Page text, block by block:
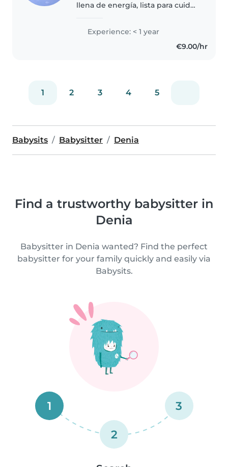
llena de energía, lista para cuidar
responsabilidad. Aunque soy
nueva en esto, tengo un montón
Experience: < 1 year
€9.00/hr
1 2 3 4 5
Babysits Babysitter Denia
Find a trustworthy babysitter in
Denia
Babysitter in Denia wanted? Find the perfect
babysitter for your family quickly and easily via
Babysits.
1
2
3